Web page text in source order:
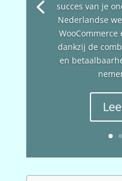
succes van je
Nederlandse
dankzij de
en